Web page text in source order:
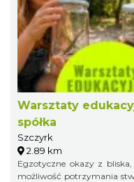
Warsztaty
spółka
Szczyrk
2.89 km
Egzotyczne okazy z
możliwość potrzymania